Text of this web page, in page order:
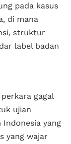
pada kasus
di mana
struktur
label badan
gagal
ujian
yang
yang wajar